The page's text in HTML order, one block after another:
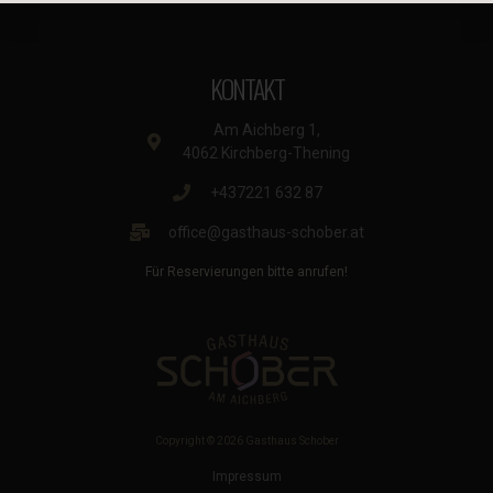
KONTAKT
Am Aichberg 1,
4062 Kirchberg-Thening
+437221 632 87
office@gasthaus-schober.at
Für Reservierungen bitte anrufen!
Copyright © 2026 Gasthaus Schober
Impressum